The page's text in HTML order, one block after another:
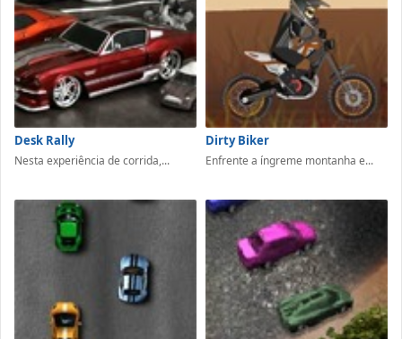
Desk Rally
Nesta experiência de corrida,...
Dirty Biker
Enfrente a íngreme montanha e...